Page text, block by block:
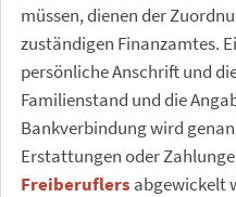
müssen, dienen der
zuständigen Finanzamtes.
persönliche Anschrift und
Familienstand und die
Bankverbindung wird
Erstattungen oder
Freiberuflers abgewickelt